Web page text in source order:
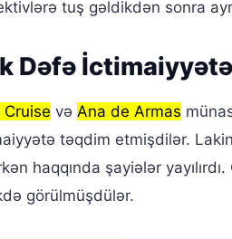
tuş gəldikdən sonra
Dəfə İctimaiyyətə
Cruise və Ana de Armas
təqdim etmişdilər.
haqqında şayiələr
görülmüşdülər.